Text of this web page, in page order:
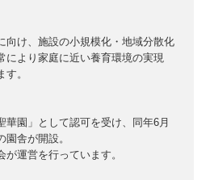
け、施設の小規模化・地域分散化
により家庭に近い養育環境の実現
。
華園」として認可を受け、同年6月
舎が開設。
運営を行っています。